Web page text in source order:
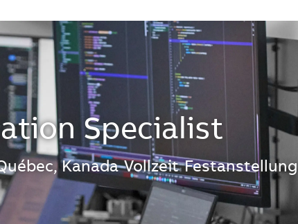
Specialist
Kanada Vollzeit Festanstellung